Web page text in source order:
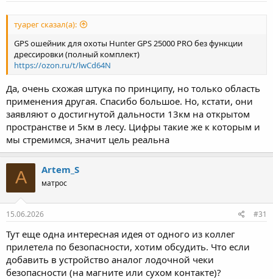
туарег сказал(а):
GPS ошейник для охоты Hunter GPS 25000 PRO без функции
дрессировки (полный комплект)
https://ozon.ru/t/lwCd64N
Да, очень схожая штука по принципу, но только область
применения другая. Спасибо большое. Но, кстати, они
заявляют о достигнутой дальности 13км на открытом
пространстве и 5км в лесу. Цифры такие же к которым и
мы стремимся, значит цель реальна
A Artem_S
матрос
15.06.2026 #31
Тут еще одна интересная идея от одного из коллег
прилетела по безопасности, хотим обсудить. Что если
добавить в устройство аналог лодочной чеки
безопасности (на магните или сухом контакте)?